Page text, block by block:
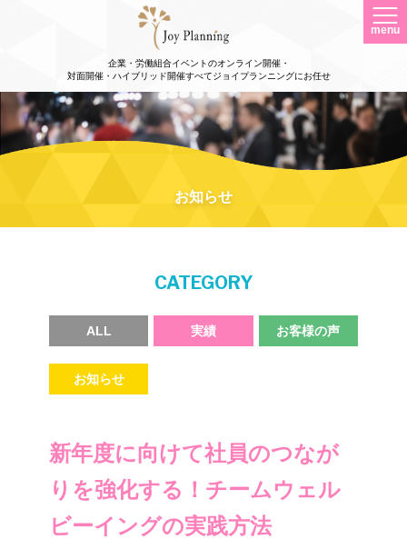
企業・労働組合イベントのオンライン開催・
対面開催・ハイブリッド開催すべてジョイプランニングにお任せ
menu
お知らせ
CATEGORY
ALL 実績 お客様の声
お知らせ
新年度に向けて社員のつなが
りを強化する！チームウェル
ビーイングの実践方法